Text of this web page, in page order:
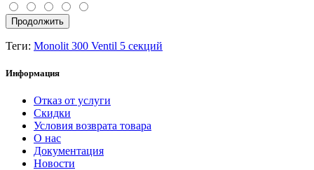
Продолжить
Теги: Monolit 300 Ventil 5 секций
Информация
Отказ от услуги
Скидки
Условия возврата товара
О нас
Документация
Новости